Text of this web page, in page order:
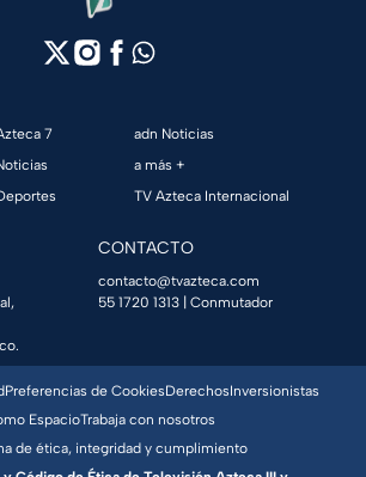
7
adn Noticias
a más +
TV Azteca Internacional
CONTACTO
contacto@tvazteca.com
55 1720 1313 | Conmutador
Preferencias de CookiesDerechosInversionistas
EspacioTrabaja con nosotros
de ética, integridad y cumplimiento